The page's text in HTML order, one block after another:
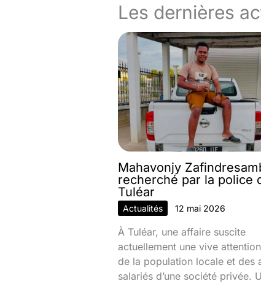
Les dernières
Mahavonjy
recherché par la police
Tuléar
Actualités 12 mai 2026
À Tuléar, une affaire suscite
actuellement une vive
de la population locale et des
salariés d’une société privée.